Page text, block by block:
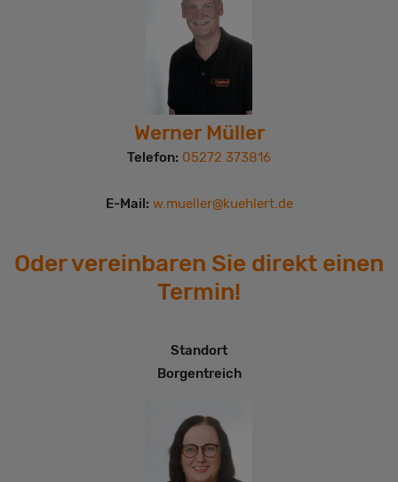
Werner Müller
Telefon: 05272 373816
E-Mail: w.mueller@kuehlert.de
Oder vereinbaren Sie direkt einen
Termin!
Standort
Borgentreich